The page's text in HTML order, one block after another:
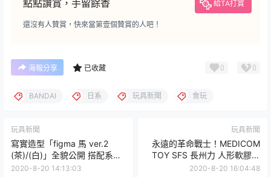
點點讚賞，手留餘香 給TA打賞
還沒有人贊賞，快來當第壹個贊賞的人吧！
海報分享 已收藏 0 0
BANDAI 日系 玩具新聞 食玩
玩具新聞
寫實造型「figma 馬 ver.2
(茶)/(白)」全貌公開 搭配系列
人偶玩法更豐富！
2020-8-20 14:13:03
玩具新聞
永遠的革命戰士！MEDICOM
TOY SFS 長州力 人形軟膠玩
具
2020-8-20 16:04:48